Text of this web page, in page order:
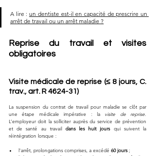
A lire : un dentiste est-il en capacité de prescrire un
arrêt de travail ou un arrêt maladie ?
Reprise du travail et visites
obligatoires
Visite médicale de reprise (≤ 8 jours, C.
trav., art. R 4624-31)
La suspension du contrat de travail pour maladie se clôt par
une étape médicale impérative : la visite de reprise.
L’employeur doit la solliciter auprès du service de prévention
et de santé au travail dans les huit jours qui suivent la
réintégration lorsque :
l’arrêt, prolongations comprises, a excédé 60 jours ;